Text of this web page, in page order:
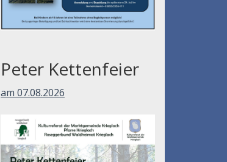
Peter Kettenfeier
am 07.08.2026